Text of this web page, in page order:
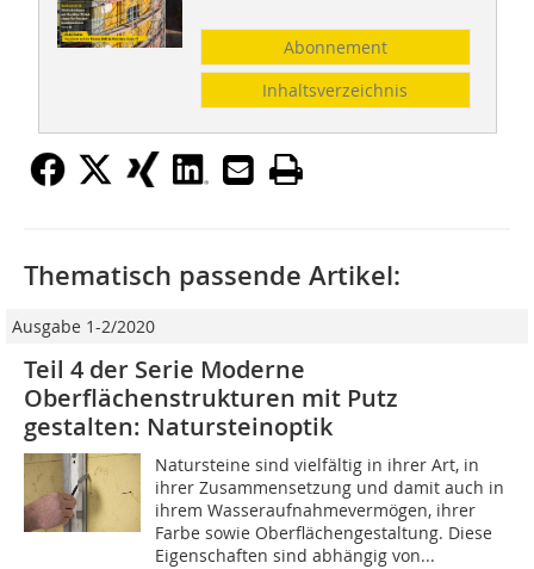
Abonnement
Inhaltsverzeichnis
Thematisch passende Artikel:
Ausgabe 1-2/2020
Teil 4 der Serie Moderne
Oberflächenstrukturen mit Putz
gestalten: Natursteinoptik
Natursteine sind vielfältig in ihrer Art, in
ihrer Zusammensetzung und damit auch in
ihrem Wasseraufnahmevermögen, ihrer
Farbe sowie Oberflächengestaltung. Diese
Eigenschaften sind abhängig von...